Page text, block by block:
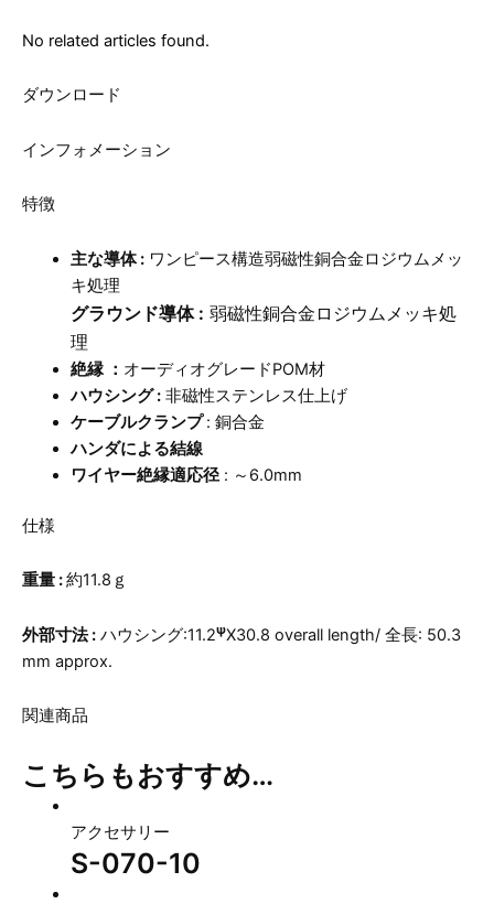
No related articles found.
ダウンロード
インフォメーション
特徴
主な導体:ワンピース構造弱磁性銅合金ロジウムメッ
キ処理
グラウンド導体: 弱磁性銅合金ロジウムメッキ処
理
絶縁 ： オーディオグレードPOM材
ハウシング:非磁性ステンレス仕上げ
ケーブルクランプ: 銅合金
ハンダによる結線
ワイヤー絶縁適応径: ～6.0mm
仕様
重量 :約11.8ｇ
外部寸法 : ハウシング:11.2ψX30.8 overall length/ 全長: 50.3
mm approx.
関連商品
こちらもおすすめ…
アクセサリー
S-070-10